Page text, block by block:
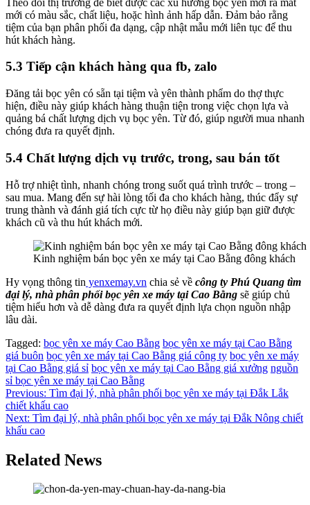
mới có màu sắc, chất liệu, hoặc hình ảnh hấp dẫn. Đảm bảo rằng
tiệm của bạn phân phối đa dạng, cập nhật mẫu mới liên tục để thu
hút khách hàng.
5.3 Tiếp cận khách hàng qua fb, zalo
Đăng tải bọc yên có sẵn tại tiệm và yên thành phẩm do thợ thực
hiện, điều này giúp khách hàng thuận tiện trong việc chọn lựa và
quảng bá chất lượng dịch vụ bọc yên. Từ đó, giúp người mua nhanh
chóng đưa ra quyết định.
5.4 Chất lượng dịch vụ trước, trong, sau bán tốt
Hỗ trợ nhiệt tình, nhanh chóng trong suốt quá trình trước – trong –
sau mua. Mang đến sự hài lòng tối đa cho khách hàng, thúc đẩy sự
trung thành và đánh giá tích cực từ họ điều này giúp bạn giữ được
khách cũ và thu hút khách mới.
Kinh nghiệm bán bọc yên xe máy tại Cao Bằng đông khách
Hy vọng thông tin yenxemay.vn chia sẻ về công ty Phú Quang tìm
đại lý, nhà phân phối bọc yên xe máy tại Cao Bằng sẽ giúp chủ
tiệm hiểu hơn và dễ dàng đưa ra quyết định lựa chọn nguồn nhập
lâu dài.
Tagged: bọc yên xe máy Cao Bằng bọc yên xe máy tại Cao Bằng
giá buôn bọc yên xe máy tại Cao Bằng giá công ty bọc yên xe máy
tại Cao Bằng giá sỉ bọc yên xe máy tại Cao Bằng giá xưởng nguồn
sỉ bọc yên xe máy tại Cao Bằng
Điều
hướng
bài
viết
Previous: Tìm đại lý, nhà phân phối bọc yên xe máy tại Đắk Lắk
chiết khấu cao
Next: Tìm đại lý, nhà phân phối bọc yên xe máy tại Đắk Nông chiết
khấu cao
Related News